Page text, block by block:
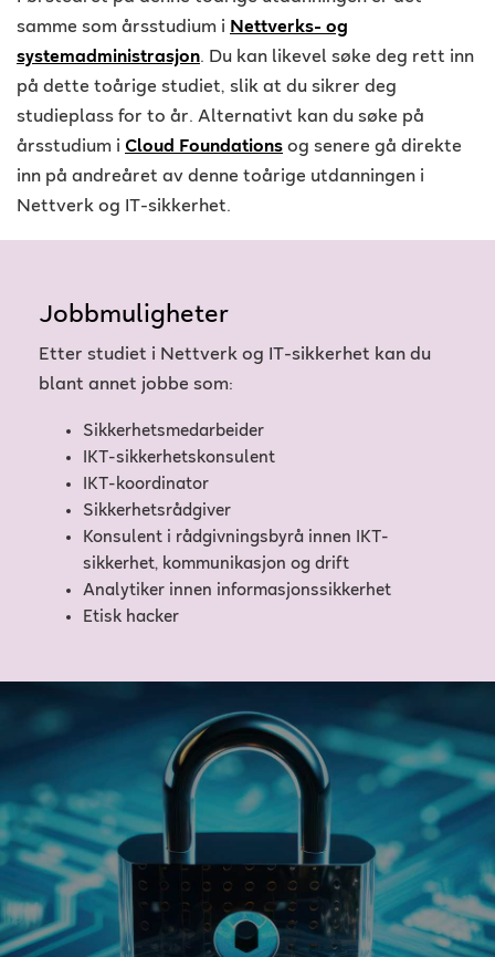
samme som årsstudium i Nettverks- og
systemadministrasjon. Du kan likevel søke deg rett inn
på dette toårige studiet, slik at du sikrer deg
studieplass for to år. Alternativt kan du søke på
årsstudium i Cloud Foundations og senere gå direkte
inn på andreåret av denne toårige utdanningen i
Nettverk og IT-sikkerhet.
Jobbmuligheter
Etter studiet i Nettverk og IT-sikkerhet kan du
blant annet jobbe som:
Sikkerhetsmedarbeider
IKT-sikkerhetskonsulent
IKT-koordinator
Sikkerhetsrådgiver
Konsulent i rådgivningsbyrå innen IKT-
sikkerhet, kommunikasjon og drift
Analytiker innen informasjonssikkerhet
Etisk hacker